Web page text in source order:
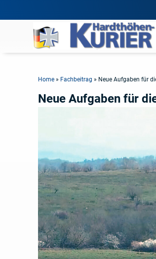
Home » Fachbeitrag » Neue Aufgaben für
Neue Aufgaben für